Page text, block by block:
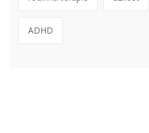
ADHD